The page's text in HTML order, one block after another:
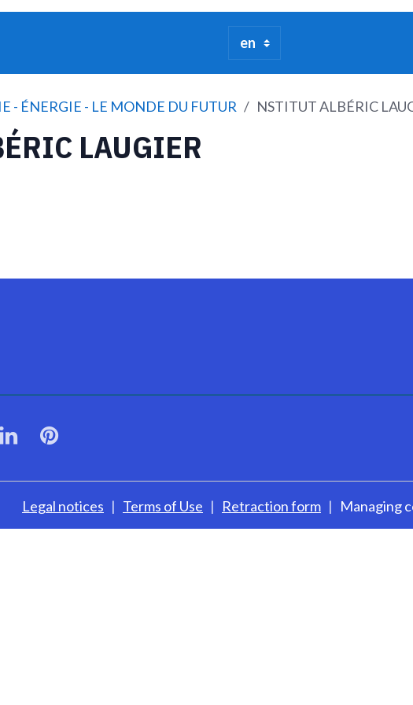
- ÉNERGIE - LE MONDE DU FUTUR NSTITUT ALBÉRIC
LAUGIER
Legal notices Terms of Use Retraction form Managing